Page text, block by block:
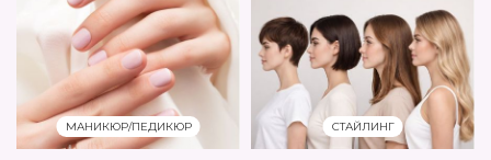
МАНИКЮР/ПЕДИКЮР СТАЙЛИНГ